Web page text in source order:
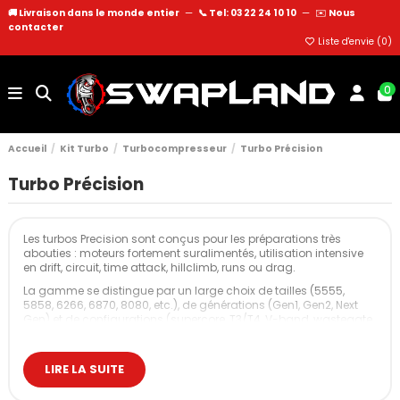
🚚 Livraison dans le monde entier — 📞 Tel: 03 22 24 10 10 — ✉️ Nous
contacter
Liste d'envie (0)
0
Accueil Kit Turbo Turbocompresseur Turbo Précision
Turbo Précision
Les turbos Precision sont conçus pour les préparations très
abouties : moteurs fortement suralimentés, utilisation intensive
en drift, circuit, time attack, hillclimb, runs ou drag.
La gamme se distingue par un large choix de tailles (5555,
5858, 6266, 6870, 8080, etc.), de générations (Gen1, Gen2, Next
Gen) et de configurations (supercore, T3/T4, V-band, wastegate
Cette catégorie regroupe les principales familles de turbos
Precision disponibles sur Swapland, pour des projets allant du 4
LIRE LA SUITE